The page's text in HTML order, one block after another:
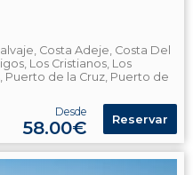
Costa Adeje, Costa Del
Los Cristianos, Los
Puerto de la Cruz, Puerto de
Desde
58.00€ Reservar